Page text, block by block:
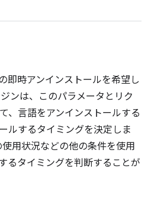
即時アンインストールを希望し
ンは、このパラメータとリク
、言語をアンインストールする
ルするタイミングを決定しま
用状況などの他の条件を使用
るタイミングを判断することが